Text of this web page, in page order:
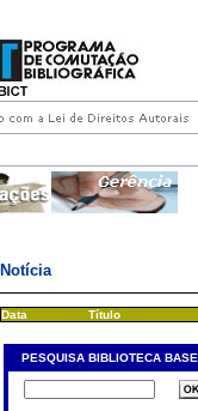
Notícia
Data Título
PESQUISA BIBLIOTECA BASE